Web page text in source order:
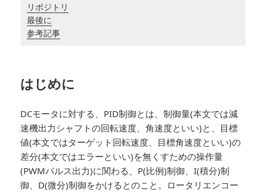
リポジトリ
最後に
参考記事
はじめに
DCモータに対する、PID制御とは、制御量(本文では減
速機出力シャフトの回転速度、角速度といい)と、目標
値(本文ではターゲット回転速度、目標角速度といい)の
差分(本文ではエラーといい)を無くすための操作量
(PWMパルス出力)に関わる、P(比例)制御、I(積分)制
御、D(微分)制御をかけるとのこと。ロータリエンコー